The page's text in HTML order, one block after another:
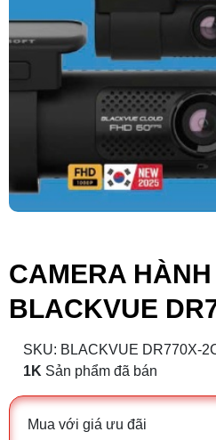
CAMERA
BLACKVUE
SKU: BLACKVUE DR770X-
1K Sản phẩm đã bán
Mua với giá ưu đãi